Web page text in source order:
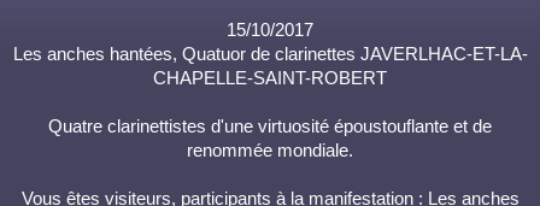
15/10/2017
Les anches hantées, Quatuor de clarinettes JAVERLHAC-ET-LA-
CHAPELLE-SAINT-ROBERT
Quatre clarinettistes d'une virtuosité époustouflante et de
renommée mondiale.
Vous êtes visiteurs, participants à la manifestation : Les anches